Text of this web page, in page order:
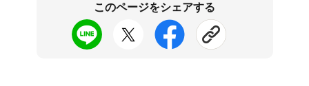
このページをシェアする